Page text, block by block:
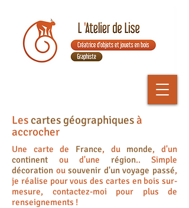
Lescartes géographiquesà
accrocher
Une carte de France, du monde, d'un
continent ou d'une région.. Simple
décoration ousouvenir d'un voyage passé,
je réalise pour vous des cartes en bois sur-
mesure, contactez-moi pour plus de
renseignements !